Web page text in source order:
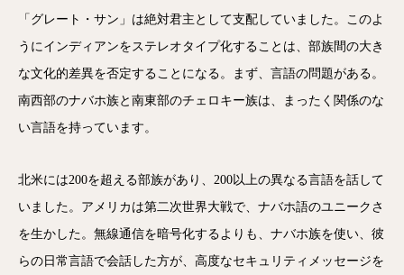
「グレート・サン」は絶対君主として支配していました。このよ
うにインディアンをステレオタイプ化することは、部族間の大き
な文化的差異を否定することになる。まず、言語の問題がある。
南西部のナバホ族と南東部のチェロキー族は、まったく関係のな
い言語を持っています。
北米には200を超える部族があり、200以上の異なる言語を話して
いました。アメリカは第二次世界大戦で、ナバホ語のユニークさ
を生かした。無線通信を暗号化するよりも、ナバホ族を使い、彼
らの日常言語で会話した方が、高度なセキュリティメッセージを